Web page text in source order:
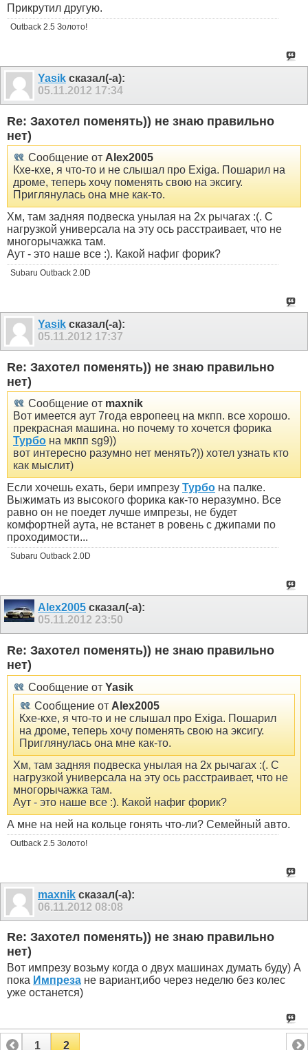
Прикрутил другую.
Outback 2.5 Золото!
Yasik сказал(-а):
05.11.2012 17:34
Re: Захотел поменять)) не знаю правильно
нет)
Сообщение от Alex2005
Кхе-кхе, я что-то и не слышал про Exiga. Пошарил на
дроме, теперь хочу поменять свою на эксигу.
Приглянулась она мне как-то.
Хм, там задняя подвеска унылая на 2х рычагах :(. С
нагрузкой универсала на эту ось расстраивает, что не
многорычажка там.
Аут - это наше все :). Какой нафиг форик?
Subaru Outback 2.0D
Yasik сказал(-а):
05.11.2012 17:37
Re: Захотел поменять)) не знаю правильно
нет)
Сообщение от maxnik
Вот имеется аут 7года европеец на мкпп. все хорошо.
прекрасная машина. но почему то хочется форика
Турбо на мкпп sg9))
вот интересно разумно нет менять?)) хотел узнать кто
как мыслит)
Если хочешь ехать, бери импрезу Турбо на палке.
Выжимать из высокого форика как-то неразумно. Все
равно он не поедет лучше импрезы, не будет
комфортней аута, не встанет в ровень с джипами по
проходимости...
Subaru Outback 2.0D
Alex2005 сказал(-а):
05.11.2012 23:50
Re: Захотел поменять)) не знаю правильно
нет)
Сообщение от Yasik
Сообщение от Alex2005
Кхе-кхе, я что-то и не слышал про Exiga. Пошарил
на дроме, теперь хочу поменять свою на эксигу.
Приглянулась она мне как-то.
Хм, там задняя подвеска унылая на 2х рычагах :(. С
нагрузкой универсала на эту ось расстраивает, что не
многорычажка там.
Аут - это наше все :). Какой нафиг форик?
А мне на ней на кольце гонять что-ли? Семейный авто.
Outback 2.5 Золото!
maxnik сказал(-а):
06.11.2012 08:08
Re: Захотел поменять)) не знаю правильно
нет)
Вот импрезу возьму когда о двух машинах думать буду) А
пока Импреза не вариант,ибо через неделю без колес
уже останется)
1 2